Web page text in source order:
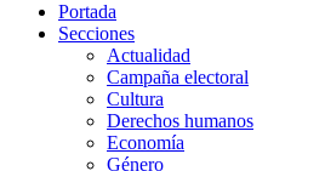
Portada
Secciones
Actualidad
Campaña electoral
Cultura
Derechos humanos
Economía
Género